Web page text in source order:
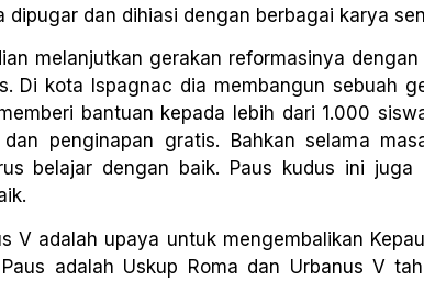
dipugar dan dihiasi dengan berbagai karya
melanjutkan gerakan reformasinya
Di kota Ispagnac dia membangun sebuah
bantuan kepada lebih dari 1.000
dan penginapan gratis. Bahkan selama
belajar dengan baik. Paus kudus ini juga
V adalah upaya untuk mengembalikan
adalah Uskup Roma dan Urbanus V